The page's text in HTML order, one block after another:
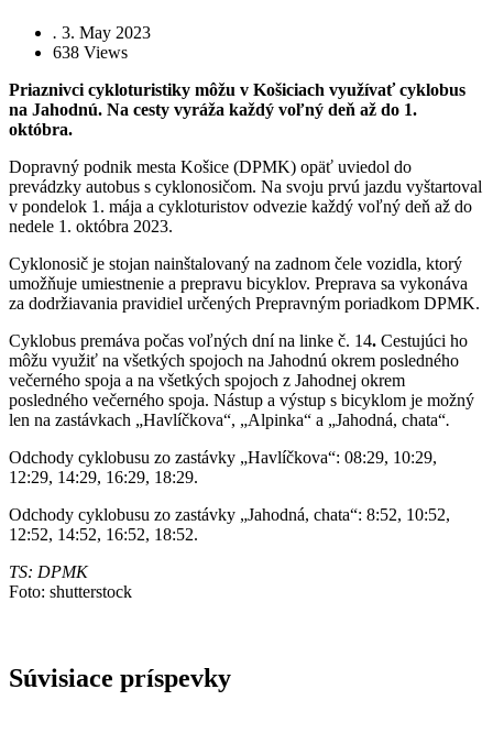
. 3. May 2023
638 Views
Priaznivci cykloturistiky môžu v Košiciach využívať cyklobus
na Jahodnú. Na cesty vyráža každý voľný deň až do 1.
októbra.
Dopravný podnik mesta Košice (DPMK) opäť uviedol do
prevádzky autobus s cyklonosičom. Na svoju prvú jazdu vyštartoval
v pondelok 1. mája a cykloturistov odvezie každý voľný deň až do
nedele 1. októbra 2023.
Cyklonosič je stojan nainštalovaný na zadnom čele vozidla, ktorý
umožňuje umiestnenie a prepravu bicyklov. Preprava sa vykonáva
za dodržiavania pravidiel určených Prepravným poriadkom DPMK.
Cyklobus premáva počas voľných dní na linke č. 14. Cestujúci ho
môžu využiť na všetkých spojoch na Jahodnú okrem posledného
večerného spoja a na všetkých spojoch z Jahodnej okrem
posledného večerného spoja. Nástup a výstup s bicyklom je možný
len na zastávkach „Havlíčkova“, „Alpinka“ a „Jahodná, chata“.
Odchody cyklobusu zo zastávky „Havlíčkova“: 08:29, 10:29,
12:29, 14:29, 16:29, 18:29.
Odchody cyklobusu zo zastávky „Jahodná, chata“: 8:52, 10:52,
12:52, 14:52, 16:52, 18:52.
TS: DPMK
Foto: shutterstock
Súvisiace príspevky